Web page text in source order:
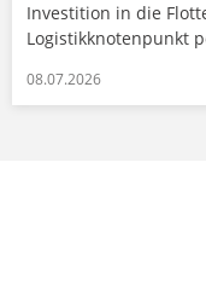
Investition in die
Logistikknotenpunkt
08.07.2026